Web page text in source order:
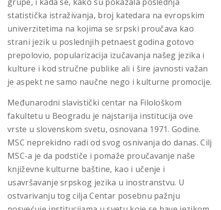
statistička istraživanja, broj katedara na evropskim
univerzitetima na kojima se srpski proučava kao
strani jezik u poslednjih petnaest godina gotovo
prepolovio, popularizacija izučavanja našeg jezika i
kulture i kod stručne publike ali i šire javnosti važan
je aspekt ne samo naučne nego i kulturne promocije.
Međunarodni slavistički centar na Filološkom
fakultetu u Beogradu je najstarija institucija ove
vrste u slovenskom svetu, osnovana 1971. Godine.
MSC neprekidno radi od svog osnivanja do danas. Cilj
MSC-a je da podstiče i pomaže proučavanje naše
književne kulturne baštine, kao i učenje i
usavršavanje srpskog jezika u inostranstvu. U
ostvarivanju tog cilja Centar posebnu pažnju